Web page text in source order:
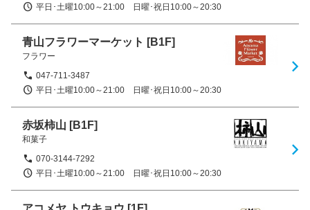
平日･土曜10:00～21:00　日曜･祝日10:00～20:30
青山フラワーマーケット [B1F]
フラワー
047-711-3487
平日･土曜10:00～21:00　日曜･祝日10:00～20:30
赤坂柿山 [B1F]
和菓子
070-3144-7292
平日･土曜10:00～21:00　日曜･祝日10:00～20:30